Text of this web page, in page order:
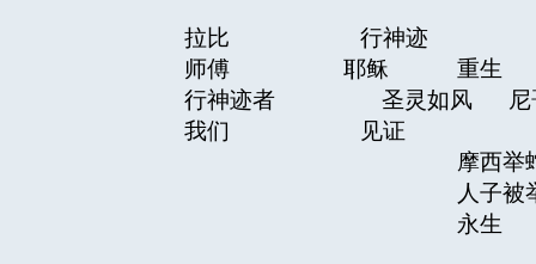
拉比 行神迹 法
师傅 耶稣 重
行神迹者 圣灵如风 尼哥
我们 见证
摩西举
人子
永生